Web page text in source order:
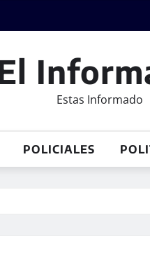
Estas Informado
POLICIALES